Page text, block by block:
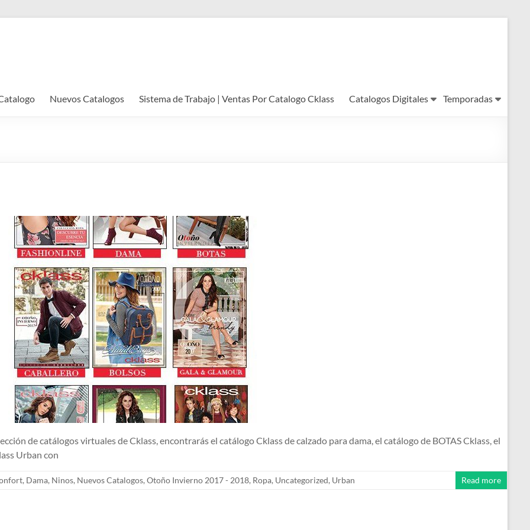
Nuevos Catalogos Sistema de Trabajo | Ventas Por Catalogo Cklass Catalogos Digitales Temporadas
de catálogos virtuales de Cklass, encontrarás el catálogo Cklass de calzado para dama, el catálogo de BOTAS Cklass, el
Urban con
, Dama, Ninos, Nuevos Catalogos, Otoño Invierno 2017 - 2018, Ropa, Uncategorized, Urban Read more